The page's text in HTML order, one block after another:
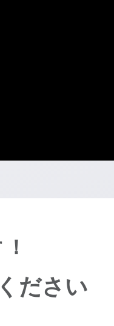
ださい